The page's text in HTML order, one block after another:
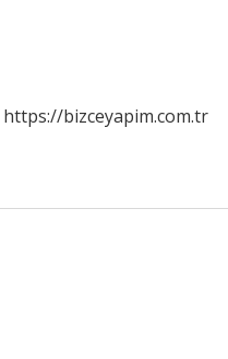
https://bizceyapim.com.tr